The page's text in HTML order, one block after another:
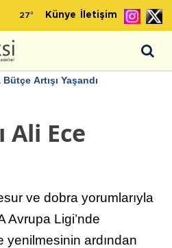
27° Künye İletişim
Artışı Yaşandı
Ali Ece
ve dobra yorumlarıyla
Avrupa Ligi’nde
yenilmesinin ardından